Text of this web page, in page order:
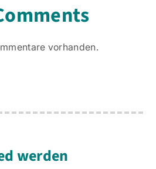
vorhanden.
werden